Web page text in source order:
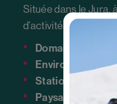
Située dans le Jura,
d’activités nordiques.
Domaine skiable
Environ 150 km
Station labellisée
Paysages